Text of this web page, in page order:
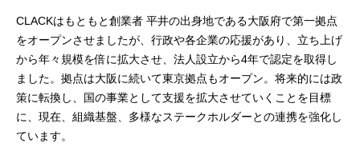
CLACKはもともと創業者 平井の出身地である大阪府で第一拠点
をオープンさせましたが、行政や各企業の応援があり、立ち上げ
から年々規模を倍に拡大させ、法人設立から4年で認定を取得し
ました。拠点は大阪に続いて東京拠点もオープン。将来的には政
策に転換し、国の事業として支援を拡大させていくことを目標
に、現在、組織基盤、多様なステークホルダーとの連携を強化し
ています。